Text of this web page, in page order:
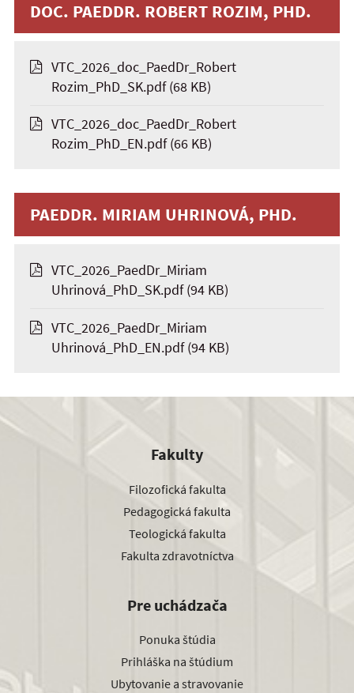
DOC. PAEDDR. ROBERT ROZIM, PHD.
VTC_2026_doc_PaedDr_Robert
Rozim_PhD_SK.pdf(68 KB)
VTC_2026_doc_PaedDr_Robert
Rozim_PhD_EN.pdf(66 KB)
PAEDDR. MIRIAM UHRINOVÁ, PHD.
VTC_2026_PaedDr_Miriam
Uhrinová_PhD_SK.pdf(94 KB)
VTC_2026_PaedDr_Miriam
Uhrinová_PhD_EN.pdf(94 KB)
Fakulty
Filozofická fakulta
Pedagogická fakulta
Teologická fakulta
Fakulta zdravotníctva
Pre uchádzača
Ponuka štúdia
Prihláška na štúdium
Ubytovanie a stravovanie